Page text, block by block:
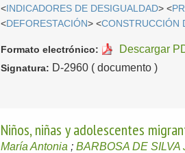
< INDICADORES DE DESIGUALDAD> <
<DEFORESTACIÓN> <CONSTRUCCIÓN
Formato electrónico: Descargar
Signatura: D-2960 ( documento )
Niños, niñas y adolescentes
María Antonia ;BARBOSA DE